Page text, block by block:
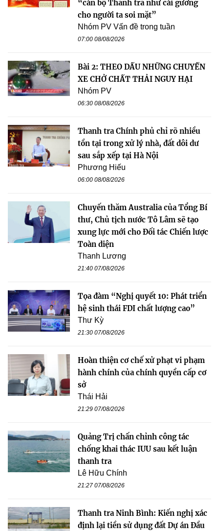
“cán bộ Thanh tra như cái gương
cho người ta soi mặt”
Nhóm PV Vấn đề trong tuần
07:00 08/08/2026
Bài 2: THEO DẤU NHỮNG CHUYẾN
XE CHỞ CHẤT THẢI NGUY HẠI
Nhóm PV
06:30 08/08/2026
Thanh tra Chính phủ chỉ rõ nhiều
tồn tại trong xử lý nhà, đất dôi dư
sau sắp xếp tại Hà Nội
Phương Hiếu
06:00 08/08/2026
Chuyến thăm Australia của Tổng Bí
thư, Chủ tịch nước Tô Lâm sẽ tạo
xung lực mới cho Đối tác Chiến lược
Toàn diện
Thanh Lương
21:40 07/08/2026
Tọa đàm “Nghị quyết 10: Phát triển
hệ sinh thái FDI chất lượng cao”
Thư Kỳ
21:30 07/08/2026
Hoàn thiện cơ chế xử phạt vi phạm
hành chính của chính quyền cấp cơ
sở
Thái Hải
21:29 07/08/2026
Quảng Trị chấn chỉnh công tác
chống khai thác IUU sau kết luận
thanh tra
Lê Hữu Chính
21:27 07/08/2026
Thanh tra Ninh Bình: Kiến nghị xác
định lại tiền sử dụng đất Dự án Đầu